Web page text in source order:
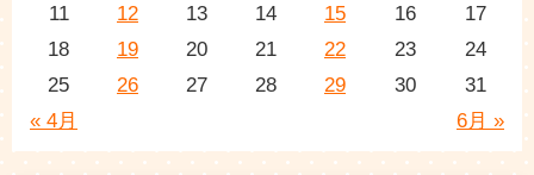
« 4月 6月 »
11
12 13 14 15 16
17
18
19 20 21 22 23
24
25
26 27 28 29 30 31